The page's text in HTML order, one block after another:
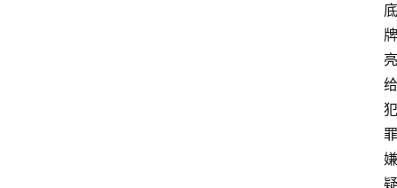
底
牌
亮
给
犯
罪
嫌
疑